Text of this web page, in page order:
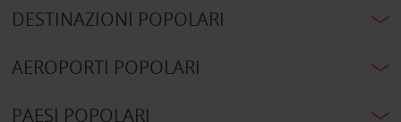
DESTINAZIONI POPOLARI
AEROPORTI POPOLARI
PAESI POPOLARI